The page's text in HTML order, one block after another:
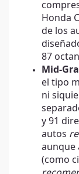
Honda
de los
87
Mid-
el tipo
ni
y 91
autos
aunque
(como